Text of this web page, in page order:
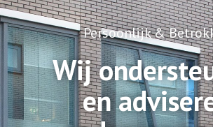
Persoonlijk &
Wij
en